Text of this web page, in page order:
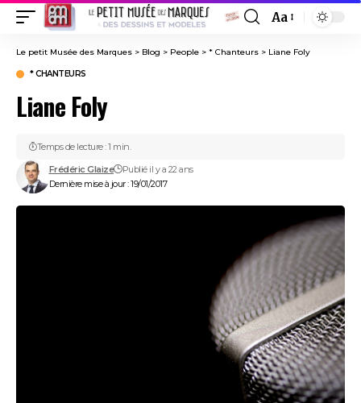
Font
Resizer
Aa
Le petit Musée des Marques > Blog > People > * Chanteurs > Liane Foly
* CHANTEURS
Liane Foly
Dernière mise à jour : 19/01/2017
Frédéric Glaize Publié il y a 22 ans
Temps de lecture : 1 min.